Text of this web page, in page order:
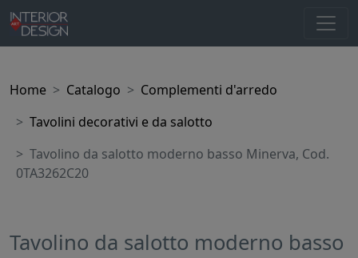
Home Catalogo
Complementi d'arredo
Tavolini decorativi e da salotto
Tavolino da salotto moderno basso Minerva, Cod.
0TA3262C20
Tavolino da salotto moderno basso